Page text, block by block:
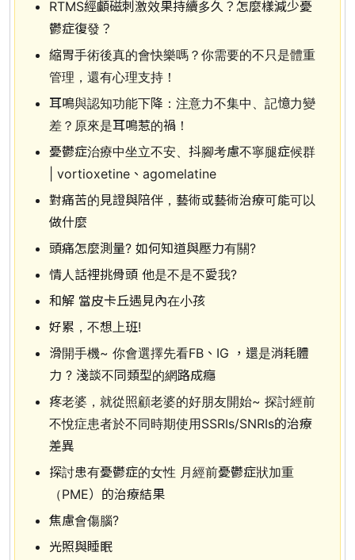
RTMS經顱磁刺激效果持續多久？怎麼樣減少憂
鬱症復發？
縮胃手術後真的會快樂嗎？你需要的不只是體重
管理，還有心理支持！
耳鳴與認知功能下降：注意力不集中、記憶力變
差？原來是耳鳴惹的禍！
憂鬱症治療中坐立不安、抖腳考慮不寧腿症候群
| vortioxetine、agomelatine
對痛苦的見證與陪伴，藝術或藝術治療可能可以
做什麼
頭痛怎麼測量? 如何知道與壓力有關?
情人話裡挑骨頭 他是不是不愛我?
和解 當皮卡丘遇見內在小孩
好累，不想上班!
滑開手機~ 你會選擇先看FB、IG ，還是消耗體
力 ? 淺談不同類型的網路成癮
疼老婆，就從照顧老婆的好朋友開始~ 探討經前
不悅症患者於不同時期使用SSRIs/SNRIs的治療
差異
探討患有憂鬱症的女性 月經前憂鬱症狀加重
（PME）的治療結果
焦慮會傷腦?
光照與睡眠